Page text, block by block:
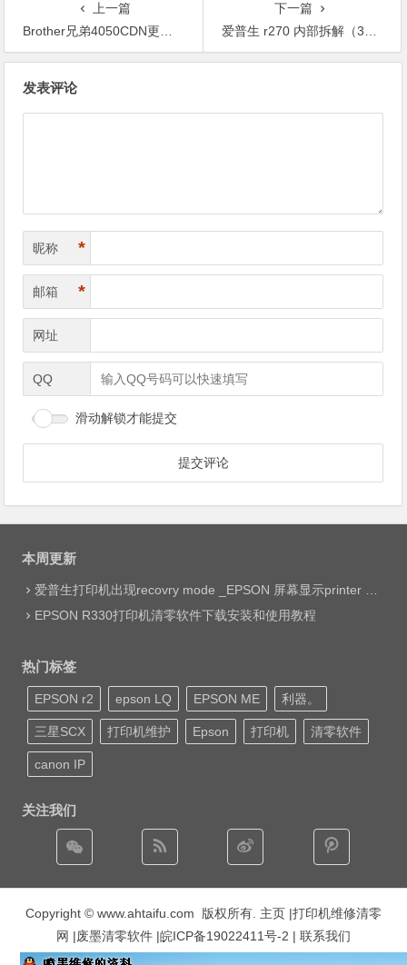
上一篇
Brother兄弟4050CDN更换转印带图解
下一篇
爱普生 r270 内部拆解（3） 免费
发表评论
昵称 *
邮箱 *
网址
QQ
滑动解锁才能提交
本周更新
爱普生打印机出现recovry mode _EPSON 屏幕显示printer mode set jig网络远程维修
EPSON R330打印机清零软件下载安装和使用教程
热门标签
EPSON r2 epson LQ EPSON ME 利器。
三星SCX 打印机维护 Epson 打印机 清零软件
canon IP
关注我们
Copyright © www.ahtaifu.com 版权所有. 主页 |打印机维修清零
网 |废墨清零软件 |皖ICP备19022411号-2 | 联系我们